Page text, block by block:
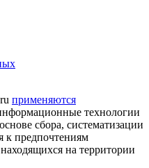
применяются
технологии
сбора, систематизации
к предпочтениям
на территории